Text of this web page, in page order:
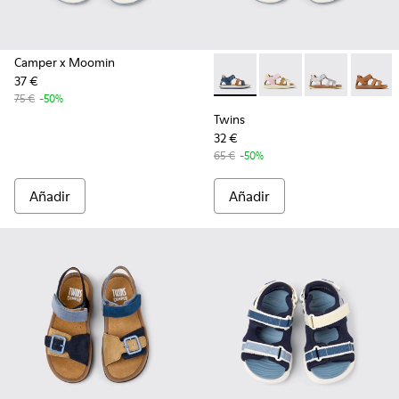
Camper x Moomin
37 €
75 € -50%
Añadir
Twins - K800628-007 -
Twins - K800628-
Twins -Twins
Twins
32 €
65 € -50%
Añadir